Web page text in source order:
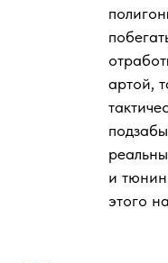
артой,
и
этого